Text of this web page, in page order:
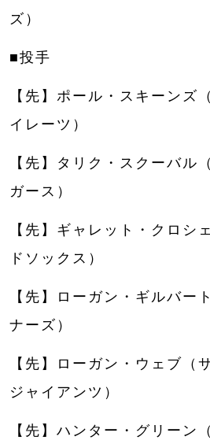
ズ）
■投手
【先】ポール・スキーンズ
イレーツ）
【先】タリク・スクーバル
ガース）
【先】ギャレット・クロシ
ドソックス）
【先】ローガン・ギルバー
ナーズ）
【先】ローガン・ウェブ（
ジャイアンツ）
【先】ハンター・グリーン